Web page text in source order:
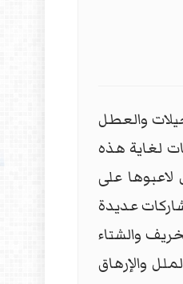
والعطل
لغاية هذه
على
وكانت لدينا مشاركات عديدة
والشتاء
والإرهاق